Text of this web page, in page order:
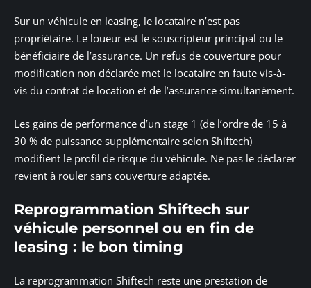
Sur un véhicule en leasing, le locataire n’est pas
propriétaire. Le loueur est le souscripteur principal ou le
bénéficiaire de l’assurance. Un refus de couverture pour
modification non déclarée met le locataire en faute vis-à-
vis du contrat de location et de l’assurance simultanément.
Les gains de performance d’un stage 1 (de l’ordre de 15 à
30 % de puissance supplémentaire selon Shiftech)
modifient le profil de risque du véhicule. Ne pas le déclarer
revient à rouler sans couverture adaptée.
Reprogrammation Shiftech sur
véhicule personnel ou en fin de
leasing : le bon timing
La reprogrammation Shiftech reste une prestation de